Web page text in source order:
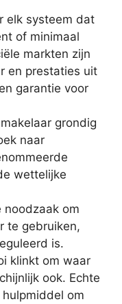
elk systeem dat
of minimaal
markten zijn
en prestaties uit
garantie voor
grondig
naar
wettelijke
noodzaak om
te gebruiken,
is.
klinkt om waar
ook. Echte
om